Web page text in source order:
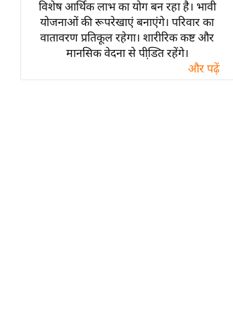
व्रत
त्योहार
राशिफल
विशेष
विशेष आर्थिक लाभ का योग बन रहा है। भावी
योजनाओं की रूपरेखाएं बनाएंगे। परिवार का
वातावरण प्रतिकूल रहेगा। शारीरिक कष्ट और
मानसिक वेदना से पीडि़त रहेंगे।
और पढ़ें